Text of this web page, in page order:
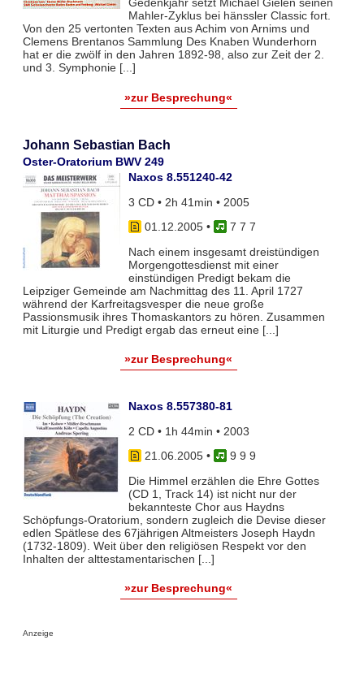
Gedenkjahr setzt Michael Gielen seinen
Mahler-Zyklus bei hänssler Classic fort.
Von den 25 vertonten Texten aus Achim von Arnims und
Clemens Brentanos Sammlung Des Knaben Wunderhorn
hat er die zwölf in den Jahren 1892-98, also zur Zeit der 2.
und 3. Symphonie [...]
»zur Besprechung«
Johann Sebastian Bach
Oster-Oratorium BWV 249
Naxos 8.551240-42
3 CD • 2h 41min • 2005
01.12.2005•
7 7 7
Nach einem insgesamt dreistündigen
Morgengottesdienst mit einer
einstündigen Predigt bekam die
Leipziger Gemeinde am Nachmittag des 11. April 1727
während der Karfreitagsvesper die neue große
Passionsmusik ihres Thomaskantors zu hören. Zusammen
mit Liturgie und Predigt ergab das erneut eine [...]
»zur Besprechung«
Naxos 8.557380-81
2 CD • 1h 44min • 2003
21.06.2005•
9 9 9
Die Himmel erzählen die Ehre Gottes
(CD 1, Track 14) ist nicht nur der
bekannteste Chor aus Haydns
Schöpfungs-Oratorium, sondern zugleich die Devise dieser
edlen Spätlese des 67jährigen Altmeisters Joseph Haydn
(1732-1809). Weit über den religiösen Respekt vor den
Inhalten der alttestamentarischen [...]
»zur Besprechung«
Anzeige